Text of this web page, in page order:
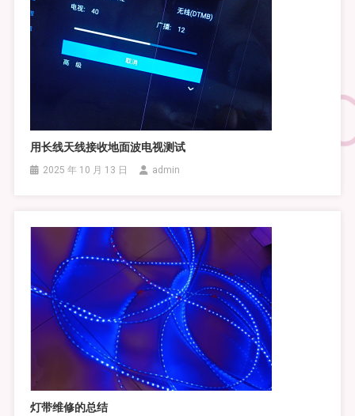
用长线天线接收地面波电视测试
2025 年 10 月 13 日 admin
灯带维修的总结